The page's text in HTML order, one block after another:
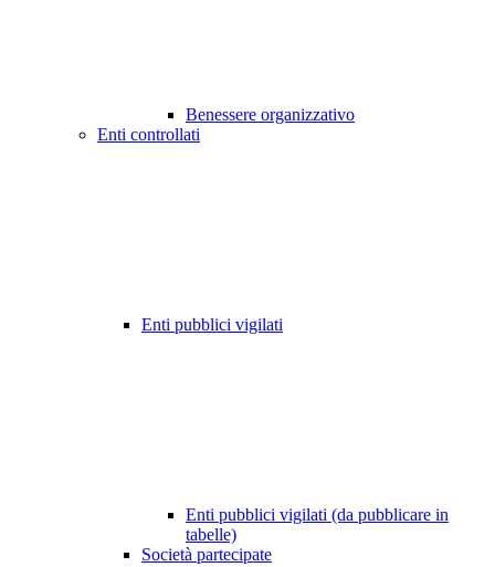
Benessere organizzativo
Enti controllati
Enti pubblici vigilati
Enti pubblici vigilati (da pubblicare in
tabelle)
Società partecipate